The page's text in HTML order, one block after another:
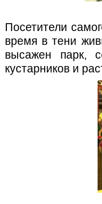
Посетители
время в тени
высажен парк,
кустарников и